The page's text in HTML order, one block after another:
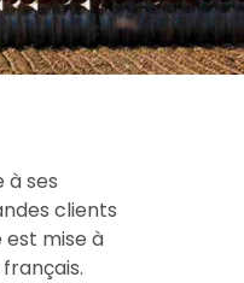
à ses
clients
est mise à